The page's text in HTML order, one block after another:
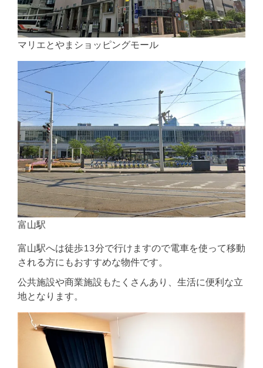
マリエとやまショッピングモール
富山駅
富山駅へは徒歩13分で行けますので電車を使って移動
される方にもおすすめな物件です。
公共施設や商業施設もたくさんあり、生活に便利な立
地となります。